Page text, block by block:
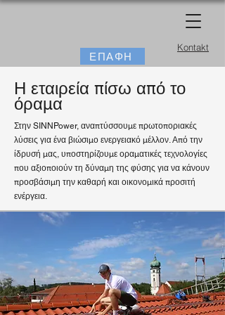
ΕΠΑΦΗ
Kontakt
Η εταιρεία πίσω από το
όραμα
Στην SINNPower, αναπτύσσουμε πρωτοποριακές
λύσεις για ένα βιώσιμο ενεργειακό μέλλον. Από την
ίδρυσή μας, υποστηρίζουμε οραματικές τεχνολογίες
που αξιοποιούν τη δύναμη της φύσης για να κάνουν
προσβάσιμη την καθαρή και οικονομικά προσιτή
ενέργεια.